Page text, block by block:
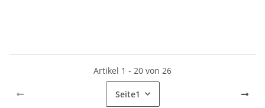
Artikel 1 - 20 von 26
Seite1